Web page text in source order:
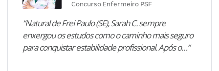
Concurso Enfermeiro PSF
“Natural de Frei Paulo (SE), Sarah C. sempre
enxergou os estudos como o caminho mais seguro
para conquistar estabilidade profissional. Após o…”